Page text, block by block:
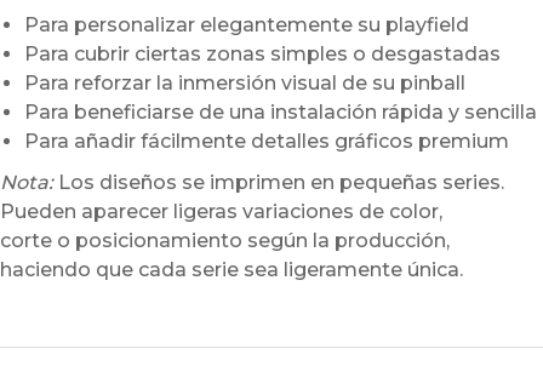
Para personalizar elegantemente su playfield
Para cubrir ciertas zonas simples o desgastadas
Para reforzar la inmersión visual de su pinball
Para beneficiarse de una instalación rápida y sencilla
Para añadir fácilmente detalles gráficos premium
Nota:Los diseños se imprimen en pequeñas series.
Pueden aparecer ligeras variaciones de color,
corte o posicionamiento según la producción,
haciendo que cada serie sea ligeramente única.